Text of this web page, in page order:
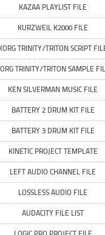
KAZAA PLAYLIST FILE
KURZWEIL K2000 FILE
KORG TRINITY/TRITON SCRIPT
TRINITY/TRITON SAMPLE
KEN SILVERMAN MUSIC FILE
BATTERY 2 DRUM KIT FILE
BATTERY 3 DRUM KIT FILE
KINETIC PROJECT TEMPLATE
LEFT AUDIO CHANNEL FILE
LOSSLESS AUDIO FILE
AUDACITY FILE LIST